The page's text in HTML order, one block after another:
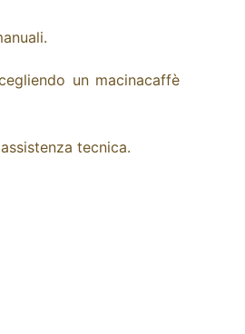
un macinacaffè
assistenza tecnica.